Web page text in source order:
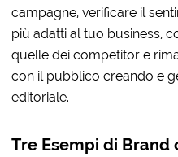
campagne, verificare il
più adatti al tuo business,
quelle dei competitor e
con il pubblico creando e
editoriale.
Tre Esempi di